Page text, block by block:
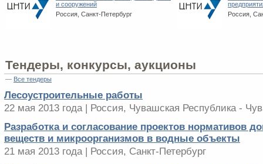
и сооружений
Россия, Санкт-Петербург
Россия,
Тендеры, конкурсы, аукционы
— Все тендеры
Лесоустроительные работы
22 мая 2013 года | Россия, Чувашская Республика -
Разработка и согласование проектов нормативов
веществ и микроорганизмов в водные объекты
21 мая 2013 года | Россия, Санкт-Петербург